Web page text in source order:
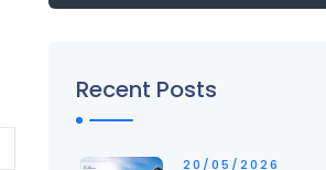
Recent Posts
20/05/2026